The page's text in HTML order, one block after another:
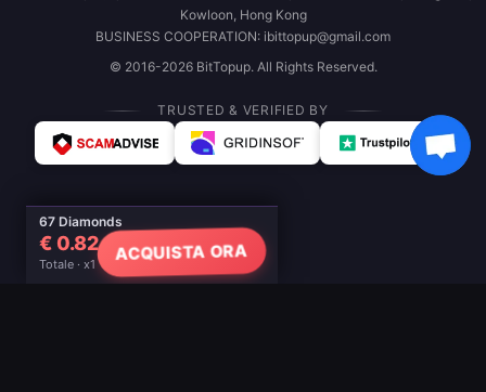
67 Diamonds
€ 0.82
Totale · x1
ACQUISTA ORA
Kowloon, Hong Kong
BUSINESS COOPERATION: ibittopup@gmail.com
© 2016-2026 BitTopup. All Rights Reserved.
TRUSTED & VERIFIED BY